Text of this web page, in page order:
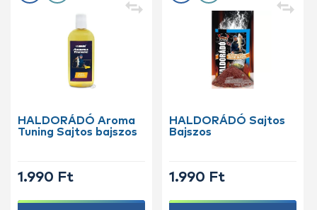
HALDORÁDÓ Aroma
Tuning Sajtos bajszos
1.990 Ft
HALDORÁDÓ Sajtos
Bajszos
1.990 Ft